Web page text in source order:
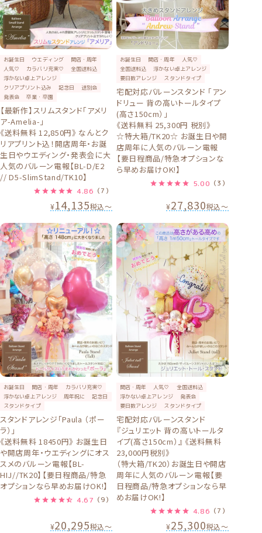
で
く
だ
さ
い。
お誕生日 ウエディング
開店・周年
人気♡
カラバリ充実♡
全国送料込
浮かない卓上アレンジ
クリアプリント込み
記念日
送別会
発表会
卒業・卒園
【最新作】スリムスタンド「アメリ
ア-Amelia-」
《送料無料 12,850円》 なんとク
リアプリント込！開店周年・お誕
生日やウエディング・発表会に大
人気のバルーン電報【BL-D/E2
// D5-SlimStand/TK10】
4.86 （7）
¥14,135税込〜
お誕生日 開店・周年
人気♡
全国送料込
浮かない卓上アレンジ
要日数アレンジ
スタンドタイプ
宅配対応バルーンスタンド 「アン
ドリュー 背の高いトールタイプ
(高さ150cm）」
《送料無料 25,300円 税別》
☆特大箱/TK20☆ お誕生日や開
店周年に人気のバルーン電報
【要日程商品/特急オプションな
ら早めお届けOK!】
5.00 （3）
¥27,830税込〜
お誕生日 開店・周年
カラバリ充実♡
浮かない卓上アレンジ
周年祝に
記念日
スタンドタイプ
スタンドアレンジ「Paula （ポー
ラ）」
《送料無料 18450円》 お誕生日
や開店周年・ウエディングにオス
スメのバルーン電報【BL-
HIJ//TK20】【要日程商品/特急
オプションなら早めお届けOK!】
4.67 （9）
¥20,295税込〜
開店・周年 人気♡
全国送料込
浮かない卓上アレンジ
発表会
要日数アレンジ
スタンドタイプ
宅配対応バルーンスタンド
『ジュリエット 背の高いトールタ
イプ(高さ150cm）』 《送料無料
23,000円税別》
（特大箱/TK20）お誕生日や開店
周年に人気のバルーン電報【要
日程商品/特急オプションなら早
めお届けOK!】
4.86 （7）
¥25,300税込〜